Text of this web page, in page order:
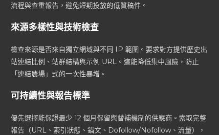
流程與查重報告，避免短期投放的低質稿件。
來源多樣性與技術檢查
檢查來源是否來自獨立網域與不同 IP 範圍。要求對方提供歷史出
站連結比例、站群結構與示例 URL。這能降低集中風險，防止
「連結農場」式的一次性暴增。
可持續性與報告標準
優先選擇能保證最少 12 個月保留與替補機制的供應商。索取完整
報告（URL、索引狀態、錨文、Dofollow/Nofollow、流量），